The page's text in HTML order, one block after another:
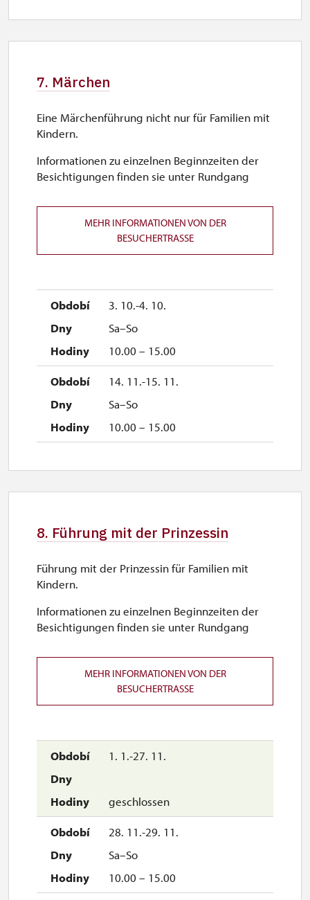
7. Märchen
3. 10.-4. 10.
Sa–So
10.00 – 15.00
14. 11.-15. 11.
Sa–So
10.00 – 15.00
Eine Märchenführung nicht nur für Familien mit
Kindern.
Informationen zu einzelnen Beginnzeiten der
Besichtigungen finden sie unter Rundgang
MEHR INFORMATIONEN VON DER
BESUCHERTRASSE
8. Führung mit der Prinzessin
1. 1.-27. 11.
geschlossen
28. 11.-29. 11.
Sa–So
10.00 – 15.00
Führung mit der Prinzessin für Familien mit
Kindern.
Informationen zu einzelnen Beginnzeiten der
Besichtigungen finden sie unter Rundgang
MEHR INFORMATIONEN VON DER
BESUCHERTRASSE